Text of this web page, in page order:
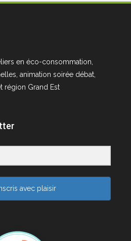
en éco-consommation,
animation soirée débat,
région Grand Est
avec plaisir